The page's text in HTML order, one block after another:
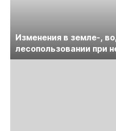
Изменения в земле-,
лесопользовании при
обсудят на семинаре